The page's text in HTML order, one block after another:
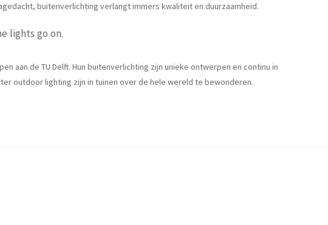
buitenverlichting verlangt immers kwaliteit en duurzaamheid.
lights go on.
aan de TU Delft. Hun buitenverlichting zijn unieke ontwerpen en continu in
outdoor lighting zijn in tuinen over de hele wereld te bewonderen.